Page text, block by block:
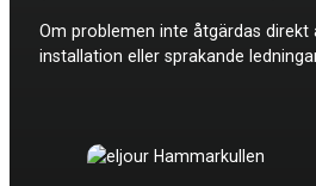
Om problemen inte åtgärdas
installation eller sprakande